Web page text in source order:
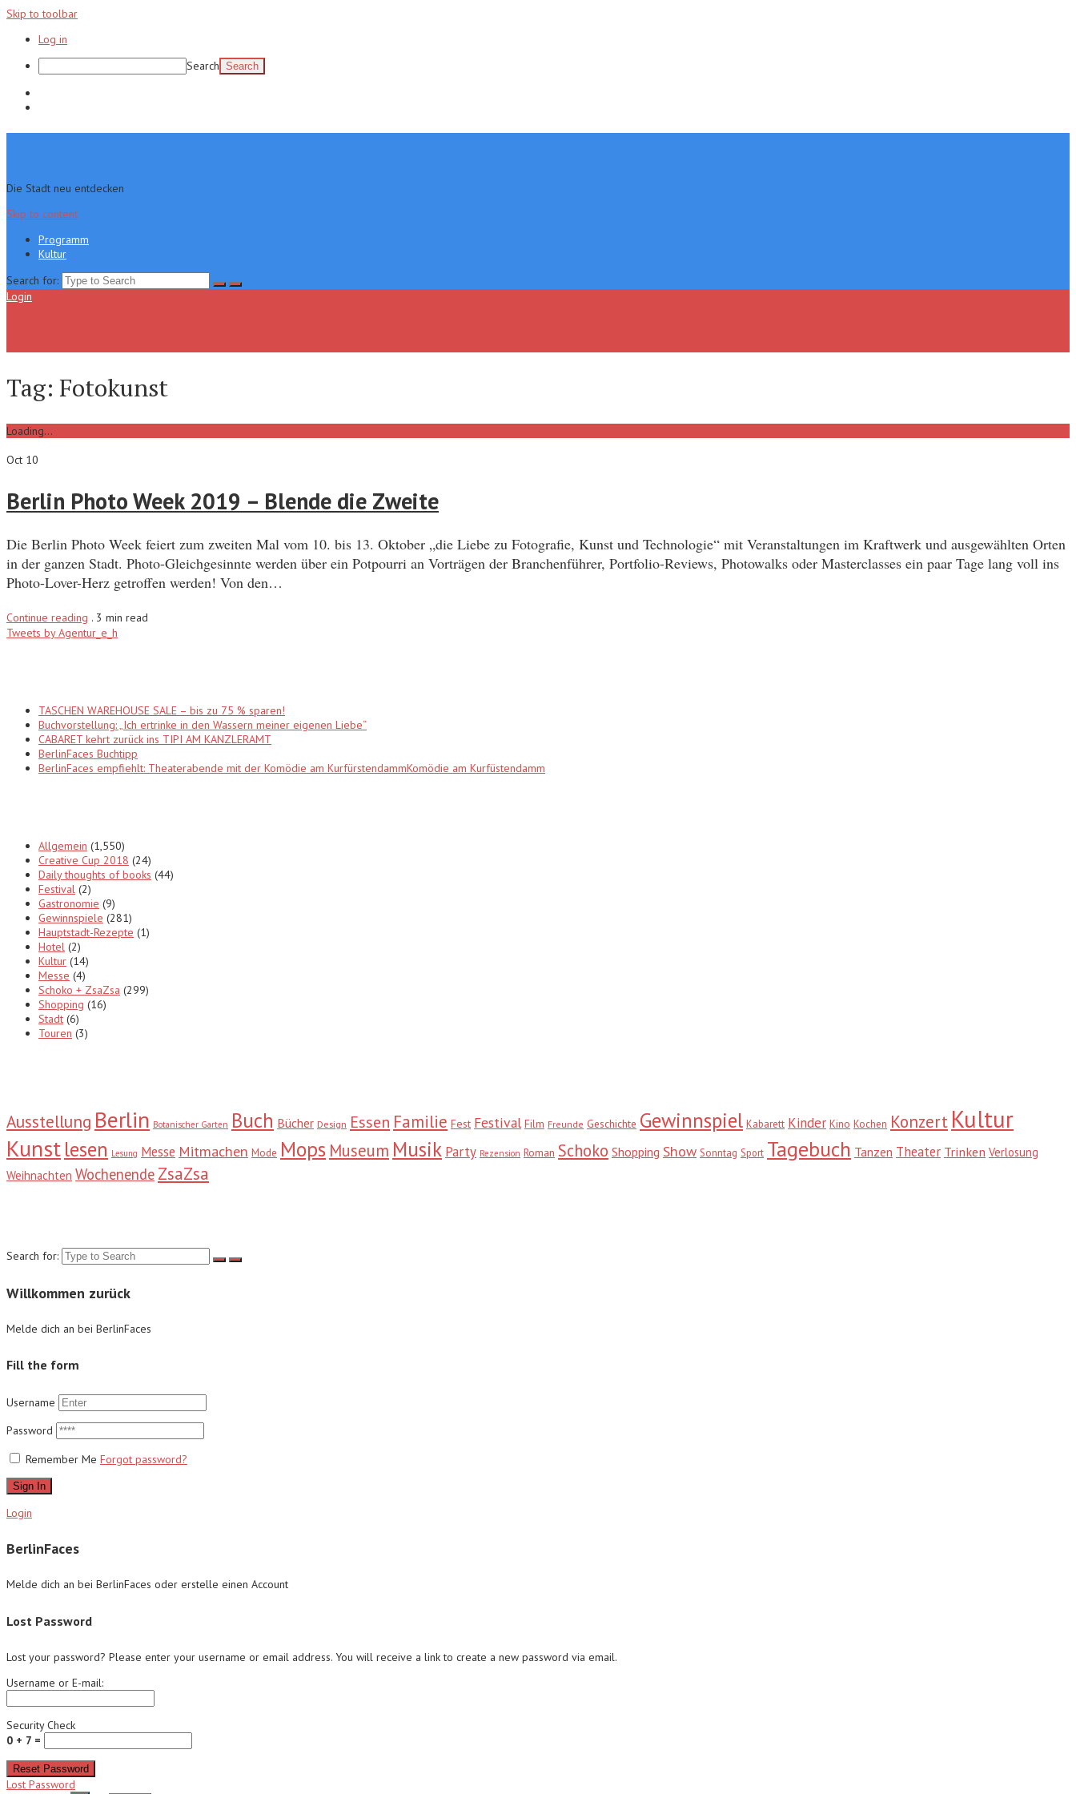
Skip to toolbar
Log in
Search
Die Stadt neu entdecken
Skip to content
Programm
Kultur
Search for:
Login
Tag: Fotokunst
Loading...
Oct 10
Berlin Photo Week 2019 – Blende die Zweite
Die Berlin Photo Week feiert zum zweiten Mal vom 10. bis 13. Oktober „die Liebe zu Fotografie, Kunst und Technologie“ mit Veranstaltungen im Kraftwerk und ausgewählten Orten
in der ganzen Stadt. Photo-Gleichgesinnte werden über ein Potpourri an Vorträgen der Branchenführer, Portfolio-Reviews, Photowalks oder Masterclasses ein paar Tage lang voll ins
Photo-Lover-Herz getroffen werden! Von den…
Continue reading . 3 min read
Tweets by Agentur_e_h
TASCHEN WAREHOUSE SALE – bis zu 75 % sparen!
Buchvorstellung: „Ich ertrinke in den Wassern meiner eigenen Liebe“
CABARET kehrt zurück ins TIPI AM KANZLERAMT
BerlinFaces Buchtipp
BerlinFaces empfiehlt: Theaterabende mit der Komödie am KurfürstendammKomödie am Kurfüstendamm
Allgemein (1,550)
Creative Cup 2018 (24)
Daily thoughts of books (44)
Festival (2)
Gastronomie (9)
Gewinnspiele (281)
Hauptstadt-Rezepte (1)
Hotel (2)
Kultur (14)
Messe (4)
Schoko + ZsaZsa (299)
Shopping (16)
Stadt (6)
Touren (3)
Ausstellung Berlin Botanischer Garten Buch Bücher Design Essen Familie Fest Festival Film Freunde Geschichte Gewinnspiel Kabarett Kinder Kino Kochen Konzert Kultur
Kunstlesen Lesung Messe Mitmachen Mode Mops Museum Musik Party Rezension Roman Schoko Shopping Show Sonntag Sport Tagebuch Tanzen Theater Trinken Verlosung
Weihnachten Wochenende ZsaZsa
Search for:
Willkommen zurück
Melde dich an bei BerlinFaces
Fill the form
Username
Password
Remember Me Forgot password?
Sign In
Login
BerlinFaces
Melde dich an bei BerlinFaces oder erstelle einen Account
Lost Password
Lost your password? Please enter your username or email address. You will receive a link to create a new password via email.
Username or E-mail:
Security Check
0 + 7 =
Reset Password
Lost Password